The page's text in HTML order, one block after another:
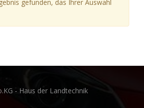
gefunden, das Ihrer Auswahl
- Haus der Landtechnik